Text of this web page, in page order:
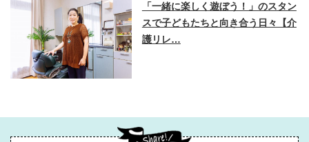
「一緒に楽しく遊ぼう！」のスタン
スで子どもたちと向き合う日々【介
護リレ…